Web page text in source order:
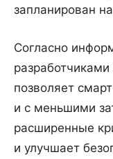
запланирован
Согласно
позволяет
и с меньшими
расширенные
и улучшает